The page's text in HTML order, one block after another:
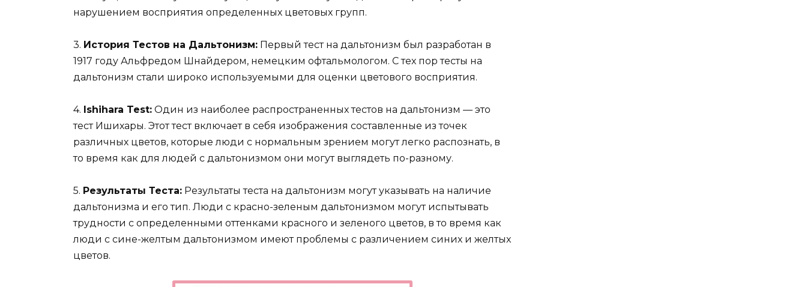
нарушением восприятия определенных цветовых групп.
3. История Тестов на Дальтонизм: Первый тест на дальтонизм был разработан в
1917 году Альфредом Шнайдером, немецким офтальмологом. С тех пор тесты на
дальтонизм стали широко используемыми для оценки цветового восприятия.
4. Ishihara Test: Один из наиболее распространенных тестов на дальтонизм — это
тест Ишихары. Этот тест включает в себя изображения составленные из точек
различных цветов, которые люди с нормальным зрением могут легко распознать, в
то время как для людей с дальтонизмом они могут выглядеть по-разному.
5. Результаты Теста: Результаты теста на дальтонизм могут указывать на наличие
дальтонизма и его тип. Люди с красно-зеленым дальтонизмом могут испытывать
трудности с определенными оттенками красного и зеленого цветов, в то время как
люди с сине-желтым дальтонизмом имеют проблемы с различением синих и желтых
цветов.